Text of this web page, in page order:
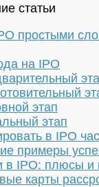
статьи
простыми
на IPO
этап
этап
в IPO
примеры
в IPO: плюсы и
карты